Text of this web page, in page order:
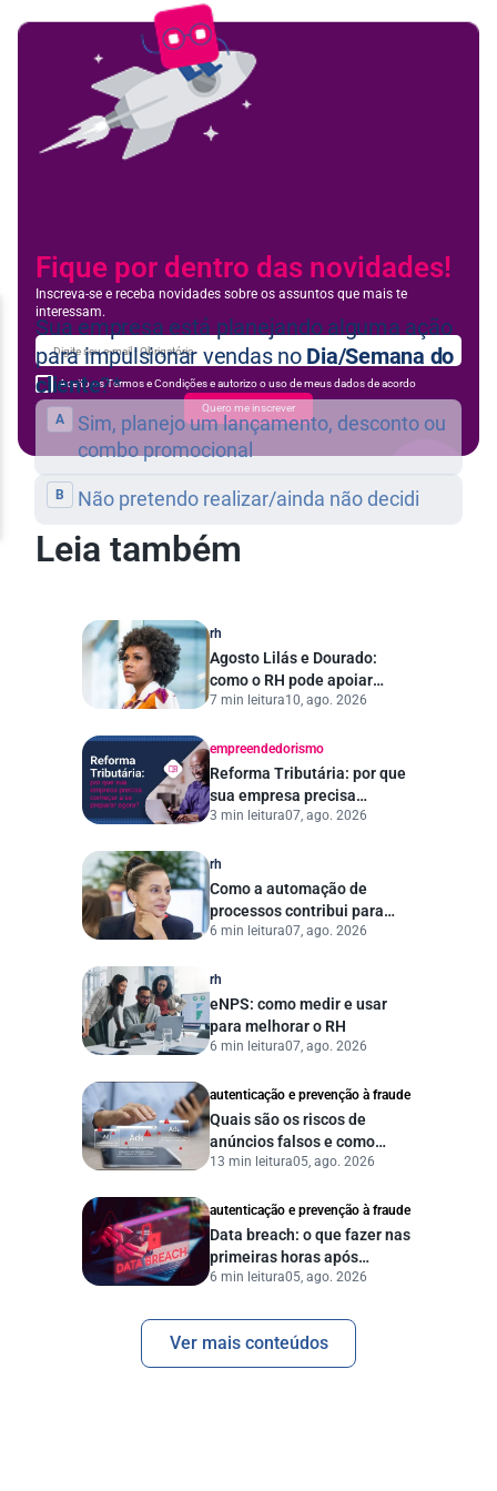
Fique por dentro das novidades!
Inscreva-se e receba novidades sobre os assuntos que mais te
interessam.
Aceito os Termos e Condições e autorizo o uso de meus dados de acordo
Quero me inscrever
Leia também
rh
Agosto Lilás e Dourado:
como o RH pode apoiar
campanhas de
ambiente de trabalho
7 min leitura10, ago. 2026
empreendedorismo
Reforma Tributária: por que
sua empresa precisa
começar a se preparar
3 min leitura07, ago. 2026
rh
Como a automação de
processos contribui para
uma gestão pública mais
6 min leitura07, ago. 2026
rh
eNPS: como medir e usar
para melhorar o RH
6 min leitura07, ago. 2026
autenticação e prevenção à fraude
Quais são os riscos de
anúncios falsos e como
proteger seu negócio?
13 min leitura05, ago. 2026
autenticação e prevenção à fraude
Data breach: o que fazer nas
primeiras horas após
vazamento de dados?
6 min leitura05, ago. 2026
Ver mais conteúdos